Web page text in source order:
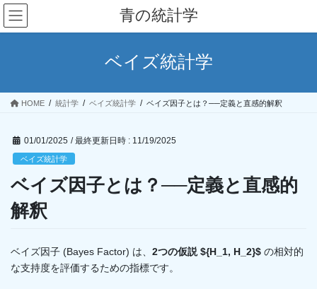
コ
ン
テ
ス
ナ
ビ
ゲ
ン
青の統計学
ベイズ統計学
HOME 統計学 ベイズ統計学 ベイズ因子とは？──定義と直感的解釈
01/01/2025 / 最終更新日時 : 11/19/2025
ベイズ統計学
ベイズ因子とは？──定義と直感的
解釈
ベイズ因子 (Bayes Factor) は、 2つの仮説 ${H_1, H_2}$​ の相対的
な支持度を評価するための指標です。